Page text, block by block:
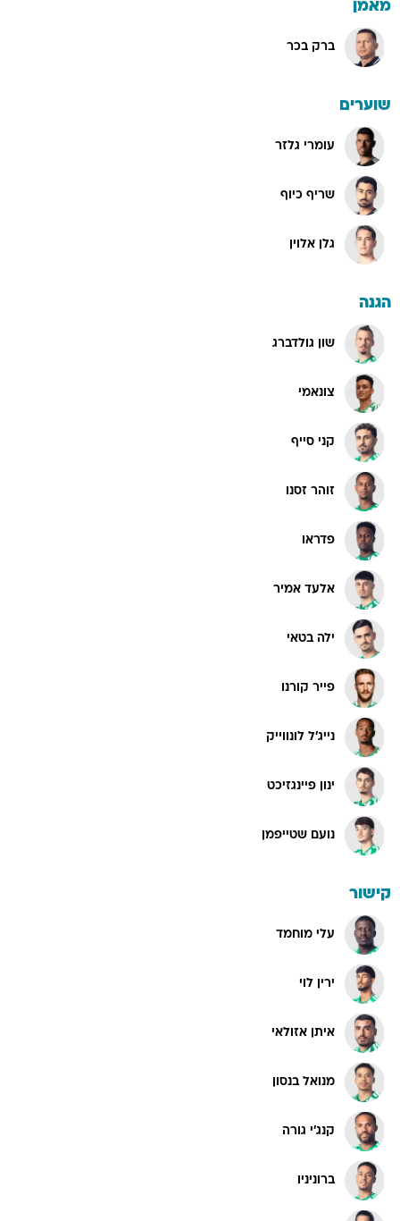
מאמן
ברק בכר
שוערים
עומרי גלזר
שריף כיוף
גלן אלוין
הגנה
שון גולדברג
צונאמי
קני סייף
זוהר זסנו
פדראו
אלעד אמיר
ילה בטאי
פייר קורנו
נייג'ל לונווייק
ינון פיינגזיכט
נועם שטייפמן
קישור
עלי מוחמד
ירין לוי
איתן אזולאי
מנואל בנסון
קנג'י גורה
ברוניניו